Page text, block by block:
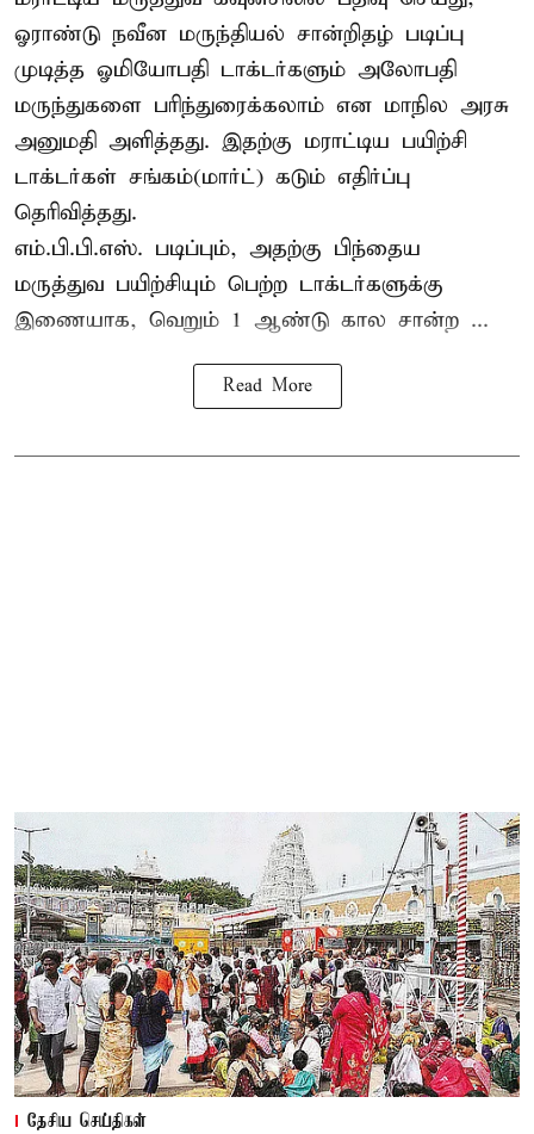
ஓராண்டு நவீன மருந்தியல் சான்றிதழ் படிப்பு
முடித்த ஓமியோபதி டாக்டர்களும் அலோபதி
மருந்துகளை பரிந்துரைக்கலாம் என மாநில அரசு
அனுமதி அளித்தது. இதற்கு மராட்டிய பயிற்சி
டாக்டர்கள் சங்கம்(மார்ட்) கடும் எதிர்ப்பு
தெரிவித்தது.
எம்.பி.பி.எஸ். படிப்பும், அதற்கு பிந்தைய
மருத்துவ பயிற்சியும் பெற்ற டாக்டர்களுக்கு
இணையாக, வெறும் 1 ஆண்டு கால சான்ற ...
Read More
தேசிய செய்திகள்